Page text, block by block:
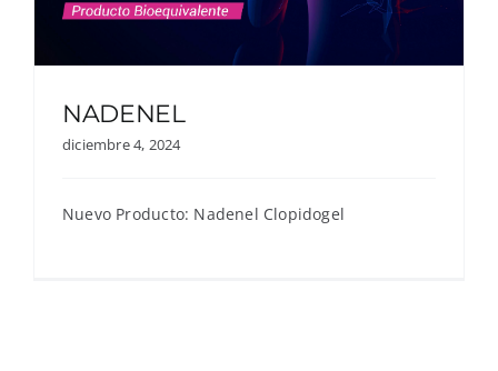
NADENEL
diciembre 4, 2024
Nuevo Producto: Nadenel Clopidogel